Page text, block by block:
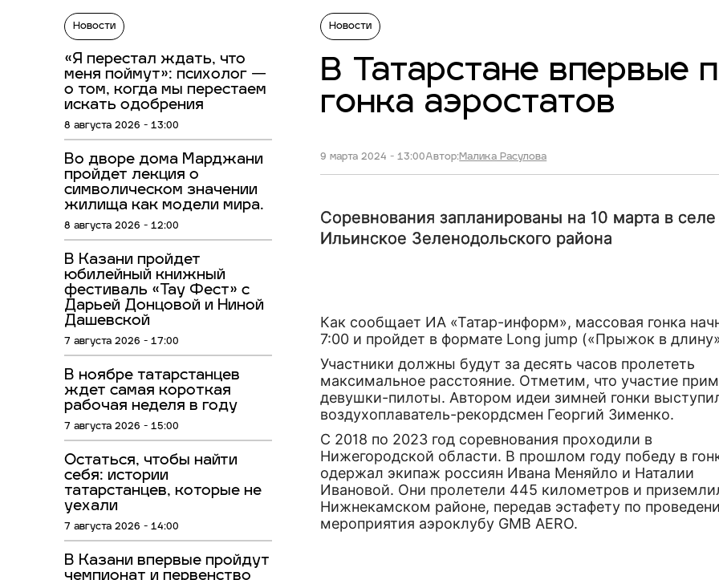
Новости
«Я перестал ждать, что
меня поймут»: психолог —
о том, когда мы перестаем
искать одобрения
8 августа 2026 - 13:00
Во дворе дома Марджани
пройдет лекция о
символическом значении
жилища как модели мира.
8 августа 2026 - 12:00
В Казани пройдет
юбилейный книжный
фестиваль «Тау Фест» с
Дарьей Донцовой и Ниной
Дашевской
7 августа 2026 - 17:00
В ноябре татарстанцев
ждет самая короткая
рабочая неделя в году
7 августа 2026 - 15:00
Остаться, чтобы найти
себя: истории
татарстанцев, которые не
уехали
7 августа 2026 - 14:00
В Казани впервые пройдут
чемпионат и первенство
Новости
В Татарстане впервые
гонка аэростатов
9 марта 2024 - 13:00Автор:Малика Расулова
Соревнования запланированы на 10 марта в селе
Ильинское Зеленодольского района
Как сообщает ИА «Татар-информ», массовая гонка
7:00 и пройдет в формате Long jump («Прыжок в
Участники должны будут за десять часов пролететь
максимальное расстояние. Отметим, что участие
девушки-пилоты. Автором идеи зимней гонки
воздухоплаватель-рекордсмен Георгий Зименко.
С 2018 по 2023 год соревнования проходили в
Нижегородской области. В прошлом году победу в
одержал экипаж россиян Ивана Меняйло и Наталии
Ивановой. Они пролетели 445 километров и
Нижнекамском районе, передав эстафету по
мероприятия аэроклубу GMB AERO.